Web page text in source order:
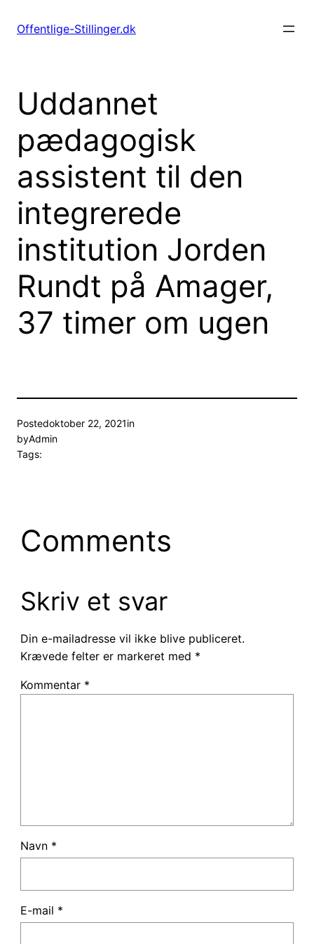
Offentlige-Stillinger.dk
Uddannet
pædagogisk
assistent til den
integrerede
institution Jorden
Rundt på Amager,
37 timer om ugen
Postedoktober 22, 2021in
byAdmin
Tags:
Comments
Skriv et svar
Din e-mailadresse vil ikke blive publiceret.
Krævede felter er markeret med *
Kommentar *
Navn *
E-mail *